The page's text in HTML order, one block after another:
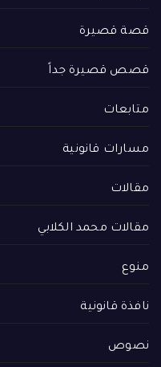
قصة قصيرة
قصص قصيرة جداً
متابعات
مسارات قانونية
مقالات
مقالات محمد الكلابي
منوع
نافذة قانونية
نصوص